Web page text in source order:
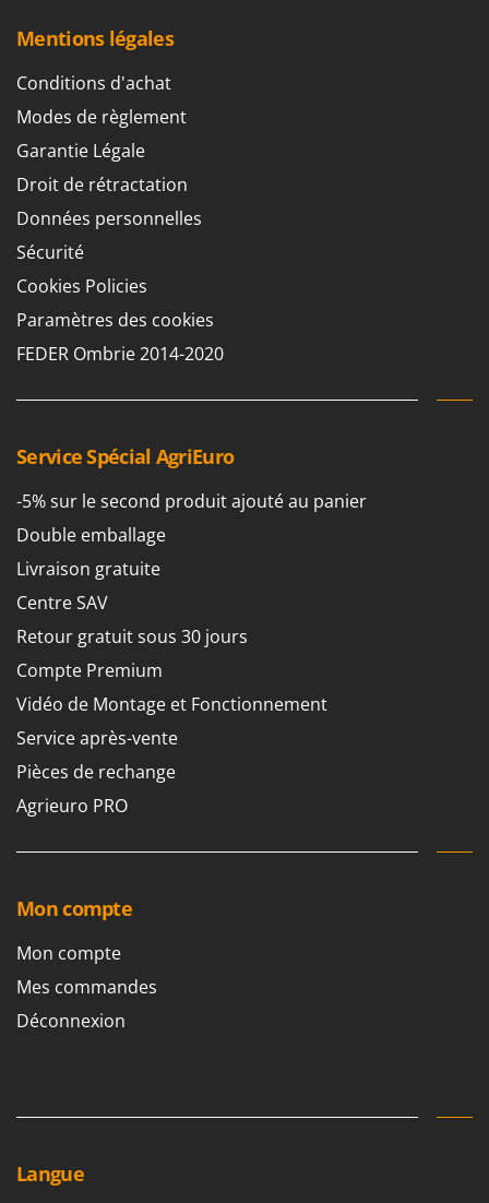
Mentions légales
Conditions d'achat
Modes de règlement
Garantie Légale
Droit de rétractation
Données personnelles
Sécurité
Cookies Policies
Paramètres des cookies
FEDER Ombrie 2014-2020
Service Spécial AgriEuro
-5% sur le second produit ajouté au panier
Double emballage
Livraison gratuite
Centre SAV
Retour gratuit sous 30 jours
Compte Premium
Vidéo de Montage et Fonctionnement
Service après-vente
Pièces de rechange
Agrieuro PRO
Mon compte
Mon compte
Mes commandes
Déconnexion
Langue